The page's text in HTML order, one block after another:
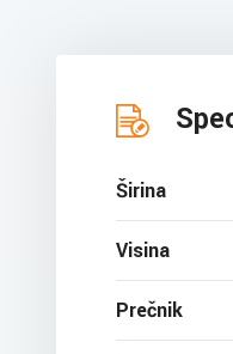
Širina
Visina
Prečnik